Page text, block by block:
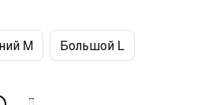
M Большой L